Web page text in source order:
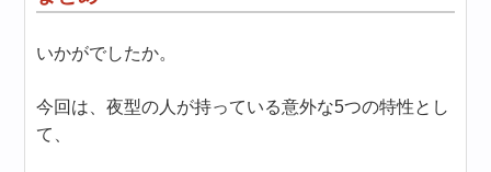
いかがでしたか。
今回は、夜型の人が持っている意外な5つの特性とし
て、